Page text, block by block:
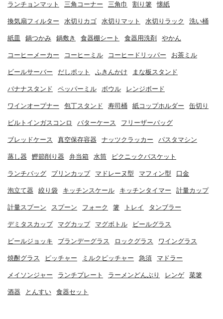
ランチョンマット 三角コーナー 三角巾 割り箸 懐紙
換気扇フィルター 水切りカゴ 水切りマット 水切りラック 洗い桶
紙皿 鍋つかみ 鍋敷き 食器棚シート 食器用洗剤 やかん
コーヒーメーカー コーヒーミル コーヒードリッパー お茶ミル
ビールサーバー だしポット ふきんかけ まな板スタンド
バナナスタンド ペッパーミル ボウル レンジボード
ワインオープナー 包丁スタンド 寿司桶 紙コップホルダー 缶切り
ビルトインガスコンロ バターケース フリーザーバッグ
ブレッドケース 真空保存容器 ナッツクラッカー パスタマシン
蒸し器 鰹節削り器 弁当箱 水筒 ピクニックバスケット
ランチバッグ プリンカップ マドレーヌ型 マフィン型 口金
泡立て器 絞り袋 キッチンスケール キッチンタイマー 計量カップ
計量スプーン スプーン フォーク 箸 トレイ タンブラー
デミタスカップ マグカップ マグボトル ビールグラス
ビールジョッキ ブランデーグラス ロックグラス ワイングラス
焼酎グラス ピッチャー ミルクピッチャー 急須 マドラー
メイソンジャー ランチプレート ラーメンどんぶり レンゲ 菜箸
酒器 とんすい 食器セット